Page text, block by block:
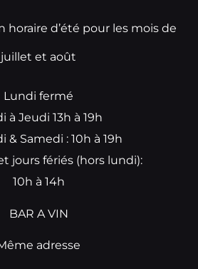
horaire d’été pour les mois de
juillet et août
Lundi fermé
à Jeudi 13h à 19h
& Samedi : 10h à 19h
jours fériés (hors lundi):
10h à 14h
BAR A VIN
adresse